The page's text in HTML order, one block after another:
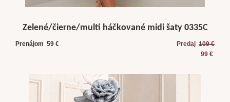
Zelené/čierne/multi háčkované midi šaty 0335C
Prenájom 59 € Predaj 109 €
99 €